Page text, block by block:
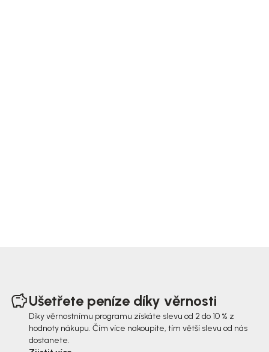
Ušetřete peníze díky věrnosti
Díky věrnostnímu programu získáte slevu od 2 do 10 % z
hodnoty nákupu. Čím více nakoupíte, tím větší slevu od nás
dostanete.